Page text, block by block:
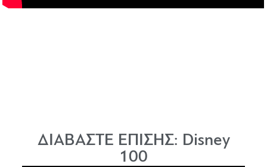
ΔΙΑΒΑΣΤΕ ΕΠΙΣΗΣ: Disney
100